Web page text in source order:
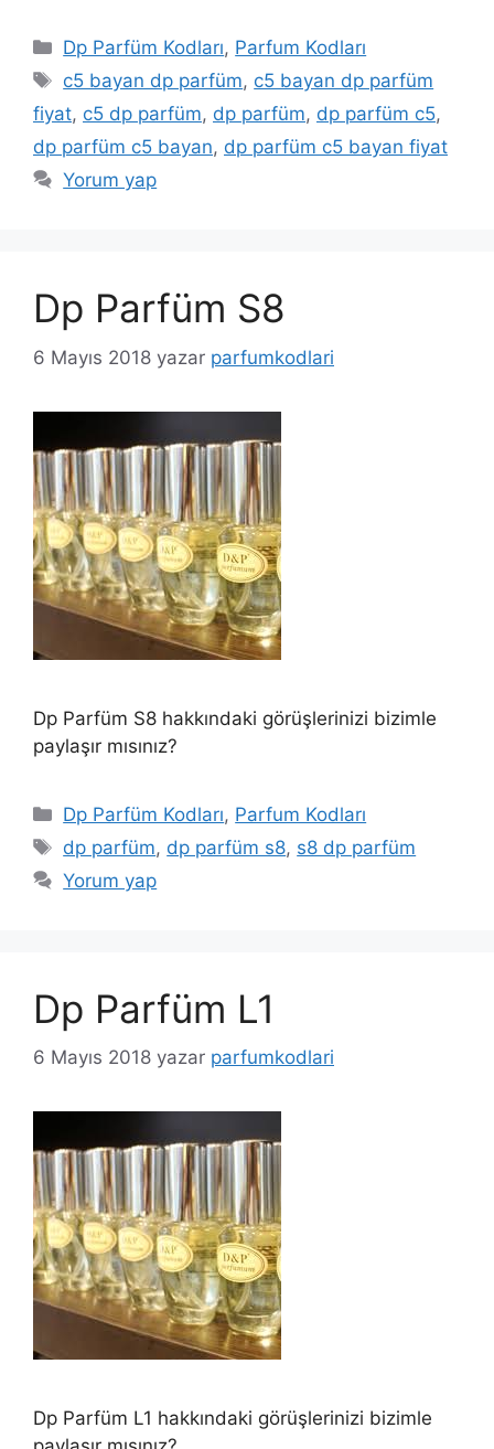
Kategoriler
Dp Parfüm Kodları, Parfum Kodları
Etiketler
c5 bayan dp parfüm, c5 bayan dp parfüm
fiyat, c5 dp parfüm, dp parfüm, dp parfüm c5,
dp parfüm c5 bayan, dp parfüm c5 bayan fiyat
Yorum yap
Dp Parfüm S8
6 Mayıs 2018 yazar parfumkodlari
Dp Parfüm S8 hakkındaki görüşlerinizi bizimle
paylaşır mısınız?
Kategoriler
Dp Parfüm Kodları, Parfum Kodları
Etiketler
dp parfüm, dp parfüm s8, s8 dp parfüm
Yorum yap
Dp Parfüm L1
6 Mayıs 2018 yazar parfumkodlari
Dp Parfüm L1 hakkındaki görüşlerinizi bizimle